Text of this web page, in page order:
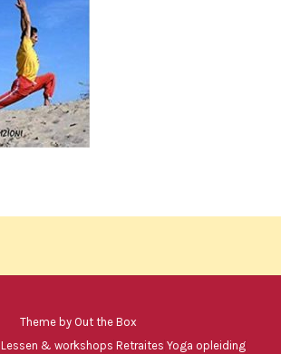
Theme by Out the Box
Lessen & workshops Retraites Yoga opleiding